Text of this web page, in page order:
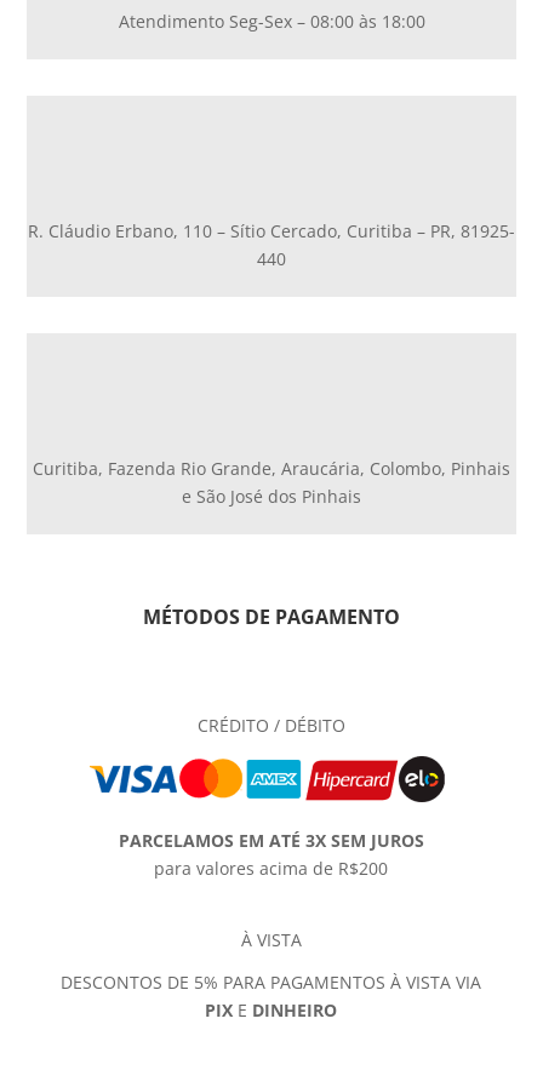
Atendimento Seg-Sex – 08:00 às 18:00
R. Cláudio Erbano, 110 – Sítio Cercado, Curitiba – PR, 81925-
440
Curitiba, Fazenda Rio Grande, Araucária, Colombo, Pinhais
e São José dos Pinhais
MÉTODOS DE PAGAMENTO
CRÉDITO / DÉBITO
PARCELAMOS EM ATÉ 3X SEM JUROS
para valores acima de R$200
À VISTA
DESCONTOS DE 5% PARA PAGAMENTOS À VISTA VIA
PIX E DINHEIRO